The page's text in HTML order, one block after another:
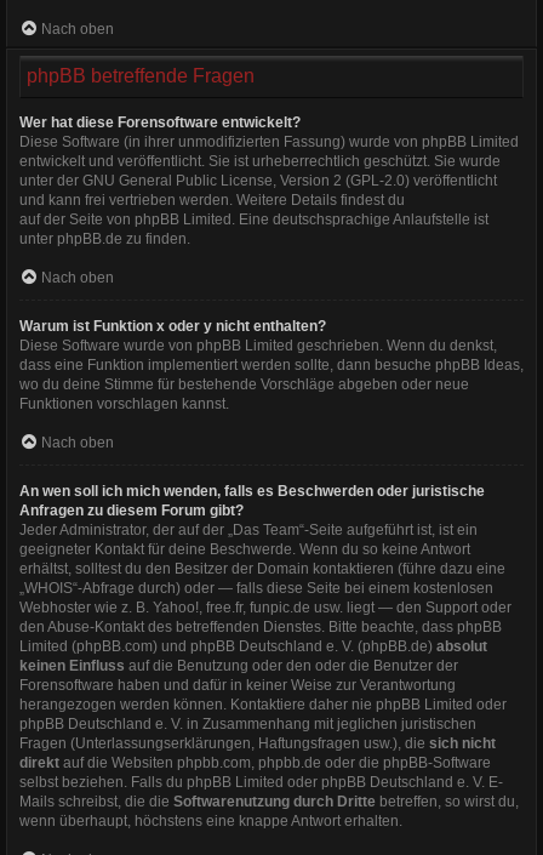
Nach oben
phpBB betreffende Fragen
Wer hat diese Forensoftware entwickelt?
Diese Software (in ihrer unmodifizierten Fassung) wurde von phpBB Limited
entwickelt und veröffentlicht. Sie ist urheberrechtlich geschützt. Sie wurde
unter der GNU General Public License, Version 2 (GPL-2.0) veröffentlicht
und kann frei vertrieben werden. Weitere Details findest du
auf der Seite von phpBB Limited . Eine deutschsprachige Anlaufstelle ist
unter phpBB.de zu finden.
Nach oben
Warum ist Funktion x oder y nicht enthalten?
Diese Software wurde von phpBB Limited geschrieben. Wenn du denkst,
dass eine Funktion implementiert werden sollte, dann besuche phpBB Ideas
wo du deine Stimme für bestehende Vorschläge abgeben oder neue
Funktionen vorschlagen kannst.
Nach oben
An wen soll ich mich wenden, falls es Beschwerden oder juristische
Anfragen zu diesem Forum gibt?
Jeder Administrator, der auf der „Das Team“-Seite aufgeführt ist, ist ein
geeigneter Kontakt für deine Beschwerde. Wenn du so keine Antwort
erhältst, solltest du den Besitzer der Domain kontaktieren (führe dazu eine
„WHOIS“-Abfrage durch) oder — falls diese Seite bei einem kostenlosen
Webhoster wie z. B. Yahoo!, free.fr, funpic.de usw. liegt — den Support oder
den Abuse-Kontakt des betreffenden Dienstes. Bitte beachte, dass phpBB
Limited (phpBB.com) und phpBB Deutschland e. V. (phpBB.de) absolut
keinen Einfluss auf die Benutzung oder den oder die Benutzer der
Forensoftware haben und dafür in keiner Weise zur Verantwortung
herangezogen werden können. Kontaktiere daher nie phpBB Limited oder
phpBB Deutschland e. V. in Zusammenhang mit jeglichen juristischen
Fragen (Unterlassungserklärungen, Haftungsfragen usw.), die sich nicht
direkt auf die Websiten phpbb.com, phpbb.de oder die phpBB-Software
selbst beziehen. Falls du phpBB Limited oder phpBB Deutschland e. V. E-
Mails schreibst, die die Softwarenutzung durch Dritte betreffen, so wirst du,
wenn überhaupt, höchstens eine knappe Antwort erhalten.